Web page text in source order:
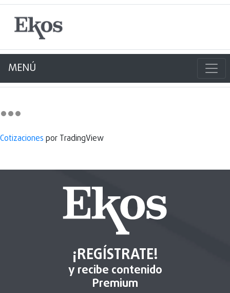
MENÚ
Cotizaciones por TradingView
¡REGÍSTRATE!
y recibe contenido
Premium